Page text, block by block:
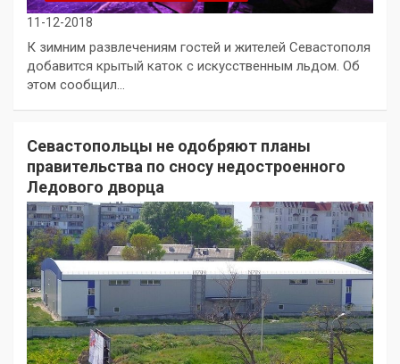
11-12-2018
К зимним развлечениям гостей и жителей Севастополя
добавится крытый каток с искусственным льдом. Об
этом сообщил…
Севастопольцы не одобряют планы
правительства по сносу недостроенного
Ледового дворца